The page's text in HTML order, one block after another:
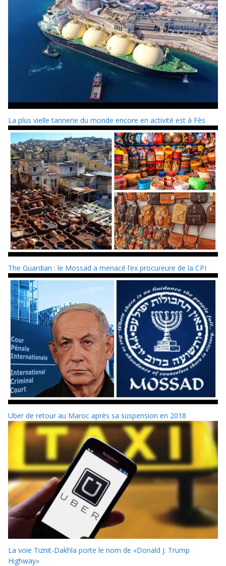
La plus vielle tannerie du monde encore en activité est à Fès
The Guardian : le Mossad a menacé l’ex procureure de la CPI
Uber de retour au Maroc après sa suspension en 2018
La voie Tiznit-Dakhla porte le nom de «Donald J. Trump
Highway»